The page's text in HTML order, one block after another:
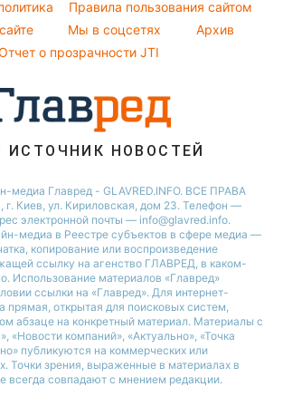
Тана
Правила пользования сайтом
Мы в соцсетях
Архив
о прозрачности JTI
ИСТОЧНИК НОВОСТЕЙ
медиа Главред - GLAVRED.INFO. ВСЕ ПРАВА
Киев, ул. Кириловская, дом 23. Телефон —
электронной почты — info@glavred.info.
медиа в Реестре cубъектов в сфере медиа —
копирование или воспроизведение
ссылку на агенство ГЛАВРЕД, в каком-
Использование материалов «Главред»
ссылки на «Главред». Для интернет-
прямая, открытая для поисковых систем,
абзаце на конкретный материал. Материалы с
«Новости компаний», «Актуально», «Точка
публикуются на коммерческих или
Точки зрения, выраженные в материалах в
всегда совпадают с мнением редакции.